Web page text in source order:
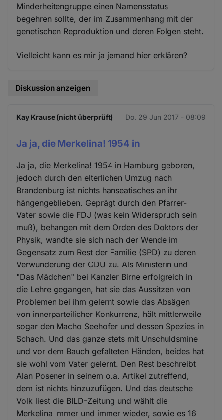
Minderheitengruppe einen Namensstatus
begehren sollte, der im Zusammenhang mit der
genetischen Reproduktion und deren Folgen steht.
Vielleicht kann es mir ja jemand hier erklären?
Diskussion anzeigen
Kay Krause (nicht überprüft) Do. 29 Jun 2017 - 08:09
Ja ja, die Merkelina! 1954 in
Ja ja, die Merkelina! 1954 in Hamburg geboren,
jedoch durch den elterlichen Umzug nach
Brandenburg ist nichts hanseatisches an ihr
hängengeblieben. Geprägt durch den Pfarrer-
Vater sowie die FDJ (was kein Widerspruch sein
muß), behangen mit dem Orden des Doktors der
Physik, wandte sie sich nach der Wende im
Gegensatz zum Rest der Familie (SPD) zu deren
Verwunderung der CDU zu. Als Ministerin und
"Das Mädchen" bei Kanzler Birne erfolgreich in
die Lehre gegangen, hat sie das Aussitzen von
Problemen bei ihm gelernt sowie das Absägen
von innerparteilicher Konkurrenz, hält mittlerweile
sogar den Macho Seehofer und dessen Spezies in
Schach. Und das ganze stets mit Unschuldsmine
und vor dem Bauch gefalteten Händen, beides hat
sie wohl vom Vater gelernt. Den Rest beschreibt
Alan Posener in seinem o.a. Artikel zutreffend,
dem ist nichts hinzuzufügen. Und das deutsche
Volk liest die BILD-Zeitung und wählt die
Merkelina immer und immer wieder, sowie es 16